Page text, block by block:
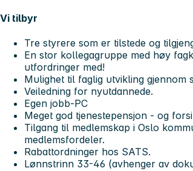
Vi tilbyr
Tre styrere som er tilstede og
En stor kollegagruppe med høy
utfordringer med!
Mulighet til faglig utvikling
Veiledning for nyutdannede.
Egen jobb-PC
Meget god tjenestepensjon - og
Tilgang til medlemskap i Oslo
medlemsfordeler.
Rabattordninger hos SATS.
Lønnstrinn 33-46 (avhenger av